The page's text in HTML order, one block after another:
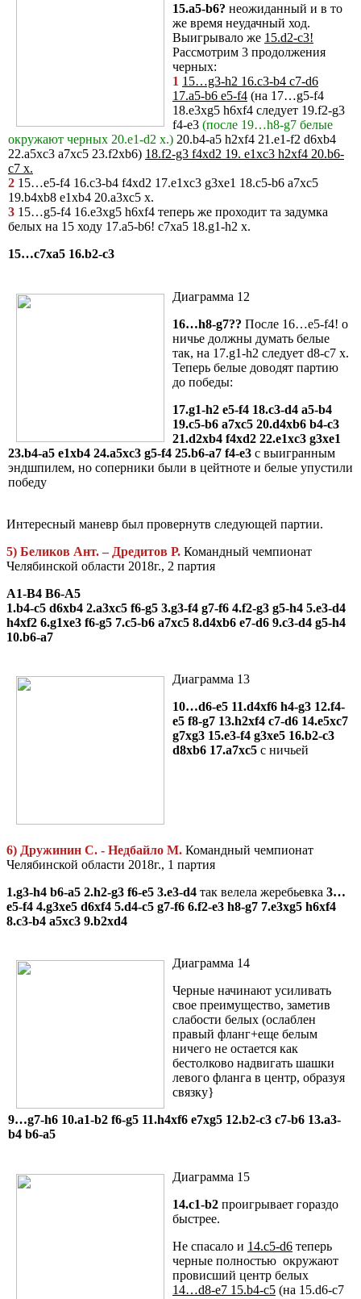
15.a5-b6? неожиданный и в то
же время неудачный ход.
Выигрывало же 15.d2-c3!
Рассмотрим 3 продолжения
черных:
1 15…g3-h2 16.c3-b4 c7-d6
17.a5-b6 e5-f4 (на 17…g5-f4
18.e3xg5 h6xf4 следует 19.f2-g3
f4-e3 (после 19…h8-g7 белые
окружают черных 20.e1-d2 х.) 20.b4-a5 h2xf4 21.e1-f2 d6xb4
22.a5xc3 a7xc5 23.f2xb6) 18.f2-g3 f4xd2 19. e1xc3 h2xf4 20.b6-
c7 х.
2 15…e5-f4 16.c3-b4 f4xd2 17.e1xc3 g3xe1 18.c5-b6 a7xc5
19.b4xb8 e1xb4 20.a3xc5 х.
3 15…g5-f4 16.e3xg5 h6xf4 теперь же проходит та задумка
белых на 15 ходу 17.a5-b6! c7xa5 18.g1-h2 х.
15…c7xa5 16.b2-c3
Диаграмма 12
16…h8-g7?? После 16…e5-f4! о
ничье должны думать белые
так, на 17.g1-h2 следует d8-c7 х.
Теперь белые доводят партию
до победы:
17.g1-h2 e5-f4 18.c3-d4 a5-b4
19.c5-b6 a7xc5 20.d4xb6 b4-c3
21.d2xb4 f4xd2 22.e1xc3 g3xe1
23.b4-a5 e1xb4 24.a5xc3 g5-f4 25.b6-a7 f4-e3 с выигранным
эндшпилем, но соперники были в цейтноте и белые упустили
победу
Интересный маневр был провернутв следующей партии.
5) Беликов Ант. – Дредитов Р. Командный чемпионат
Челябинской области 2018г., 2 партия
А1-В4 В6-А5
1.b4-c5 d6xb4 2.a3xc5 f6-g5 3.g3-f4 g7-f6 4.f2-g3 g5-h4 5.e3-d4
h4xf2 6.g1xe3 f6-g5 7.c5-b6 a7xc5 8.d4xb6 e7-d6 9.c3-d4 g5-h4
10.b6-a7
Диаграмма 13
10…d6-e5 11.d4xf6 h4-g3 12.f4-
e5 f8-g7 13.h2xf4 c7-d6 14.e5xc7
g7xg3 15.e3-f4 g3xe5 16.b2-c3
d8xb6 17.a7xc5 с ничьей
6) Дружинин С. - Недбайло М. Командный чемпионат
Челябинской области 2018г., 1 партия
1.g3-h4 b6-a5 2.h2-g3 f6-e5 3.e3-d4 так велела жеребьевка 3…
e5-f4 4.g3xe5 d6xf4 5.d4-c5 g7-f6 6.f2-e3 h8-g7 7.e3xg5 h6xf4
8.c3-b4 a5xc3 9.b2xd4
Диаграмма 14
Черные начинают усиливать
свое преимущество, заметив
слабости белых (ослаблен
правый фланг+еще белым
ничего не остается как
бестолково надвигать шашки
левого фланга в центр, образуя
связку}
9…g7-h6 10.a1-b2 f6-g5 11.h4xf6 e7xg5 12.b2-c3 c7-b6 13.a3-
b4 b6-a5
Диаграмма 15
14.c1-b2 проигрывает гораздо
быстрее.
Не спасало и 14.c5-d6 теперь
черные полностью окружают
провисший центр белых
14…d8-e7 15.b4-c5 (на 15.d6-c7